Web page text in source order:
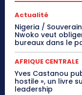
Actualité
Nigeria /
Nwoko veut
bureaux dans le
AFRIQUE CENTRALE
Yves Castanou
hostile », un livre
leadership